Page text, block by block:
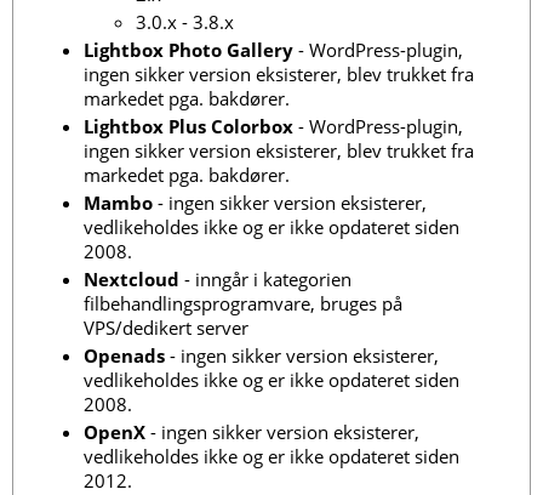
3.0.x - 3.8.x
Lightbox Photo Gallery - WordPress-plugin,
ingen sikker version eksisterer, blev trukket fra
markedet pga. bakdører.
Lightbox Plus Colorbox - WordPress-plugin,
ingen sikker version eksisterer, blev trukket fra
markedet pga. bakdører.
Mambo - ingen sikker version eksisterer,
vedlikeholdes ikke og er ikke opdateret siden
2008.
Nextcloud - inngår i kategorien
filbehandlingsprogramvare, bruges på
VPS/dedikert server
Openads - ingen sikker version eksisterer,
vedlikeholdes ikke og er ikke opdateret siden
2008.
OpenX - ingen sikker version eksisterer,
vedlikeholdes ikke og er ikke opdateret siden
2012.